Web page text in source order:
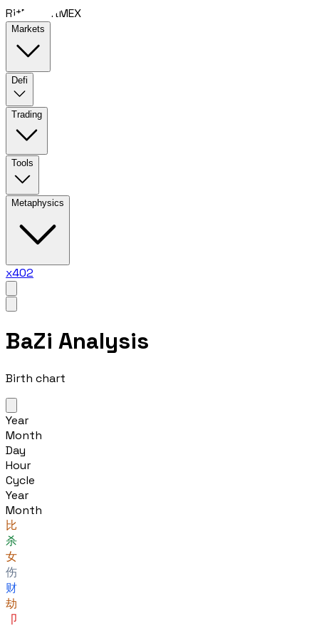
RitMEX RitMEX
Markets
Defi
Trading
Tools
Metaphysics
x402
BaZi Analysis
Birth chart
Year
Month
Day
Hour
Cycle
Year
Month
比
杀
女
伤
财
劫
卩